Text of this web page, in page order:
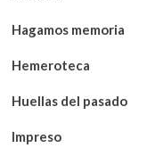
Hagamos memoria
Hemeroteca
Huellas del pasado
Impreso